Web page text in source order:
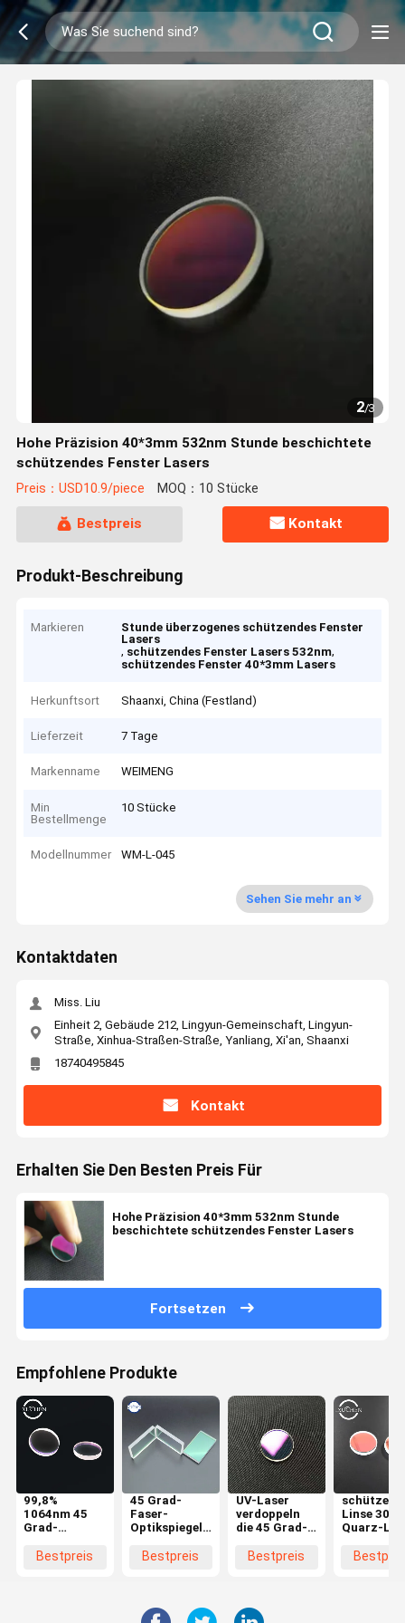
2/3
Hohe Präzision 40*3mm 532nm Stunde beschichtete
schützendes Fenster Lasers
Preis：USD10.9/piece MOQ：10 Stücke
Bestpreis Kontakt
Produkt-Beschreibung
Markieren
Stunde überzogenes schützendes Fenster
Lasers
, schützendes Fenster Lasers 532nm,
schützendes Fenster 40*3mm Lasers
Herkunftsort Shaanxi, China (Festland)
Lieferzeit 7 Tage
Markenname WEIMENG
Min
Bestellmenge
10 Stücke
Modellnummer WM-L-045
Sehen Sie mehr an
Kontaktdaten
Miss. Liu
Einheit 2, Gebäude 212, Lingyun-Gemeinschaft, Lingyun-
Straße, Xinhua-Straßen-Straße, Yanliang, Xi'an, Shaanxi
18740495845
Kontakt
Erhalten Sie Den Besten Preis Für
Hohe Präzision 40*3mm 532nm Stunde
beschichtete schützendes Fenster Lasers
Fortsetzen
Empfohlene Produkte
99,8%
1064nm 45
Grad-
Linse im
Bestpreis
45 Grad-
Faser-
Optikspiegel-
85% 650nm
Bestpreis
UV-Laser
verdoppeln
die 45 Grad-
Linsen-hohes
Bestpreis
Linse
Quarz-